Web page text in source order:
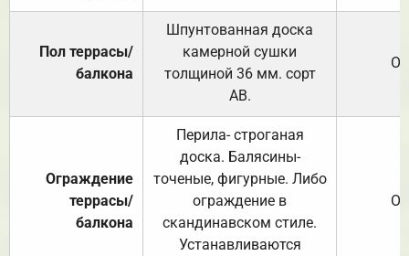
Пол террасы/
балкона
Шпунтованная доска
камерной сушки
толщиной 36 мм. сорт
АВ.
Ограждение
террасы/
балкона
Перила- строганая
доска. Балясины-
точеные, фигурные. Либо
ограждение в
скандинавском стиле.
Устанавливаются